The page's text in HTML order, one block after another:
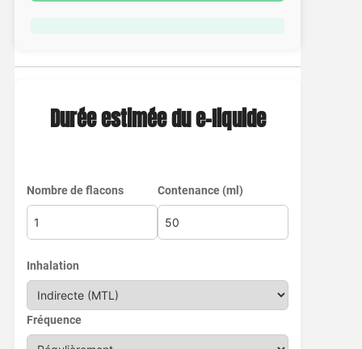
Durée estimée du e-liquide
Nombre de flacons Contenance (ml)
Inhalation
Fréquence